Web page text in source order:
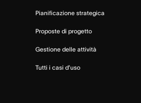
Pianificazione strategica
Proposte di progetto
Gestione delle attività
Tutti i casi d’uso